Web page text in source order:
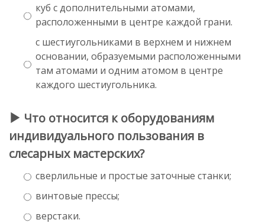
куб с дополнительными атомами,
расположенными в центре каждой грани.
с шестиугольниками в верхнем и нижнем
основании, образуемыми расположенными
там атомами и одним атомом в центре
каждого шестиугольника.
Что относится к оборудованиям
индивидуального пользования в
слесарных мастерских?
сверлильные и простые заточные станки;
винтовые прессы;
верстаки.